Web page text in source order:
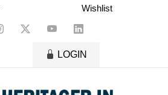
Wishlist
LOGIN